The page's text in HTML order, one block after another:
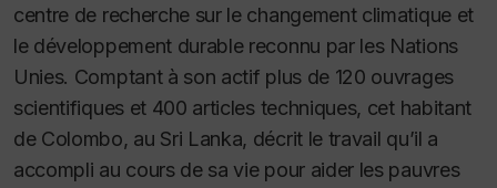
centre de recherche sur le changement climatique et
le développement durable reconnu par les Nations
Unies. Comptant à son actif plus de 120 ouvrages
scientifiques et 400 articles techniques, cet habitant
de Colombo, au Sri Lanka, décrit le travail qu’il a
accompli au cours de sa vie pour aider les pauvres